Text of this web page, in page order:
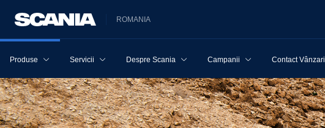
ROMANIA
Produse Servicii Despre Scania Campanii Contact Vânzari